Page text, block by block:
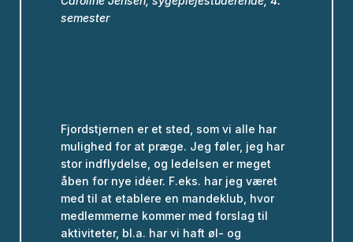
semester
Fjordstjernen er et sted, som vi alle har
mulighed for at præge. Jeg føler, jeg har
stor indflydelse, og ledelsen er meget
åben for nye idéer. F.eks. har jeg været
med til at etablere en mandeklub, hvor
medlemmerne kommer med forslag til
aktiviteter, bl.a. har vi haft øl- og